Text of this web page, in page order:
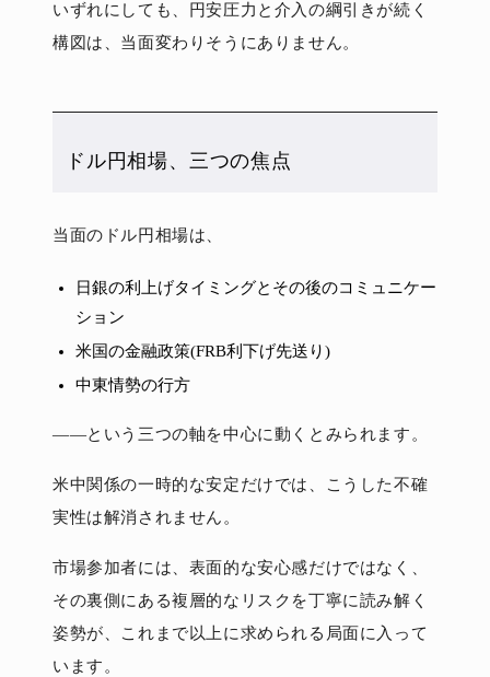
いずれにしても、円安圧力と介入の綱引きが続く
構図は、当面変わりそうにありません。
ドル円相場、三つの焦点
当面のドル円相場は、
日銀の利上げタイミングとその後のコミュニケー
ション
米国の金融政策(FRB利下げ先送り)
中東情勢の行方
――という三つの軸を中心に動くとみられます。
米中関係の一時的な安定だけでは、こうした不確
実性は解消されません。
市場参加者には、表面的な安心感だけではなく、
その裏側にある複層的なリスクを丁寧に読み解く
姿勢が、これまで以上に求められる局面に入って
います。